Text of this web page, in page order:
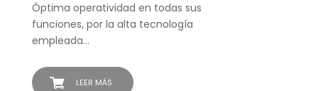
LEER MÁS
Óptima operatividad en todas sus
funciones, por la alta tecnología
empleada…